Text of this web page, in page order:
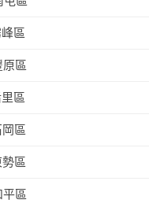
區
區
區
區
區
區